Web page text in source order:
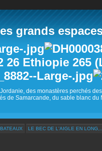
grands
des monastères perchés
de Samarcande, du sable blanc du
LE BEC DE L'AIGLE EN